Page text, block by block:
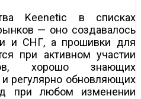
Keenetic в списках
— оно создавалось
и СНГ, а прошивки для
при активном участии
хорошо знающих
регулярно обновляющих
при любом изменении